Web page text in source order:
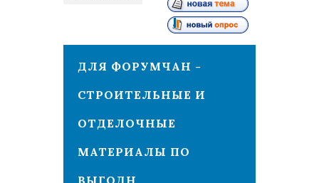
ДЛЯ ФОРУМЧАН -
СТРОИТЕЛЬНЫЕ И
ОТДЕЛОЧНЫЕ
МАТЕРИАЛЫ ПО
ВЫГОДН